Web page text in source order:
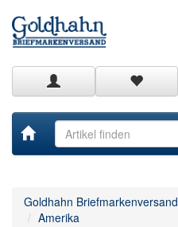
Goldhahn Briefmarkenversand
Amerika